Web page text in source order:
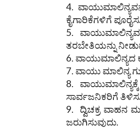
ಕೈಗಾರಿಕೆಗಳಿಗೆ
ತರಬೇತಿಯನ್ನು
ವಾಯುಮಾಲಿನ್ಯದ
ವಾಯು ಮಾಲಿನ್ಯ
ಸಾರ್ವಜನಿಕರಿಗೆ
ದ್ವಿಚಕ್ರ ವಾಹನ
ಜರುಗಿಸುವುದು.